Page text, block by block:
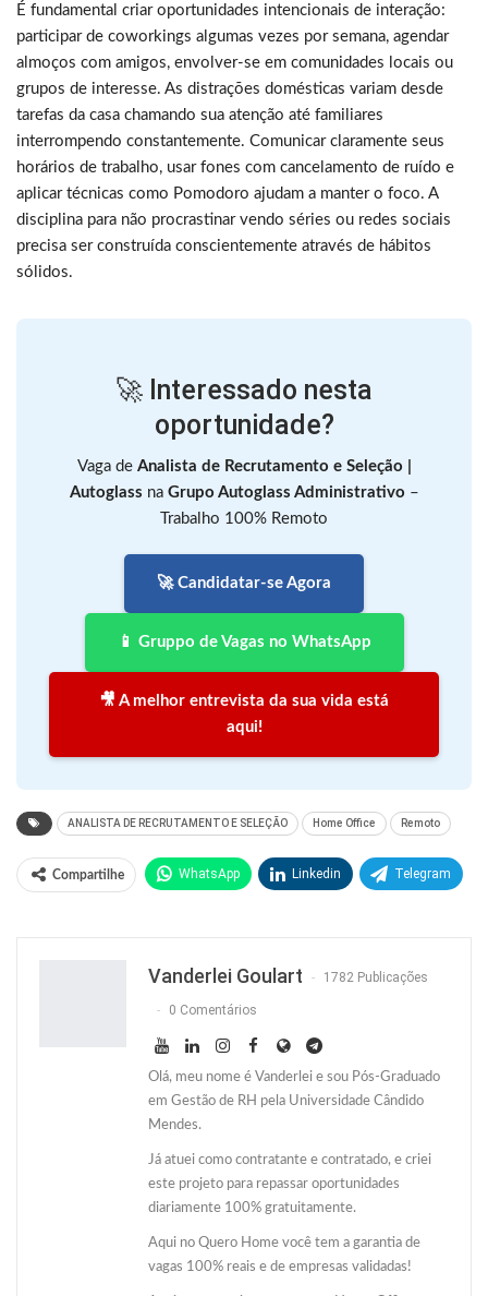
É fundamental criar oportunidades intencionais de interação:
participar de coworkings algumas vezes por semana, agendar
almoços com amigos, envolver-se em comunidades locais ou
grupos de interesse. As distrações domésticas variam desde
tarefas da casa chamando sua atenção até familiares
interrompendo constantemente. Comunicar claramente seus
horários de trabalho, usar fones com cancelamento de ruído e
aplicar técnicas como Pomodoro ajudam a manter o foco. A
disciplina para não procrastinar vendo séries ou redes sociais
precisa ser construída conscientemente através de hábitos
sólidos.
🚀 Interessado nesta
oportunidade?
Vaga de Analista de Recrutamento e Seleção |
Autoglass na Grupo Autoglass Administrativo –
Trabalho 100% Remoto
🚀 Candidatar-se Agora
📱 Gruppo de Vagas no WhatsApp
🎥 A melhor entrevista da sua vida está
aqui!
ANALISTA DE RECRUTAMENTO E SELEÇÃO Home Office Remoto
Compartilhe WhatsApp Linkedin Telegram
Vanderlei Goulart 1782 Publicações
0 Comentários
Olá, meu nome é Vanderlei e sou Pós-Graduado
em Gestão de RH pela Universidade Cândido
Mendes.
Já atuei como contratante e contratado, e criei
este projeto para repassar oportunidades
diariamente 100% gratuitamente.
Aqui no Quero Home você tem a garantia de
vagas 100% reais e de empresas validadas!